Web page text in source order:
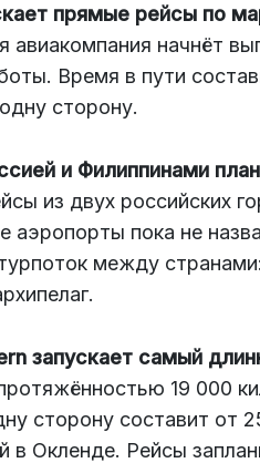
прямые рейсы по
авиакомпания начнёт
Время в пути
сторону.
и Филиппинами
из двух российских
аэропорты пока не
между
запускает самый
19 000
сторону составит от
в Окленде. Рейсы